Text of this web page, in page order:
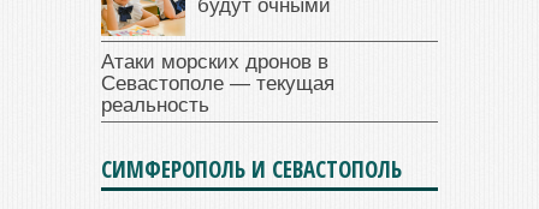
будут очными
Атаки морских дронов в
Севастополе — текущая
реальность
СИМФЕРОПОЛЬ И СЕВАСТОПОЛЬ